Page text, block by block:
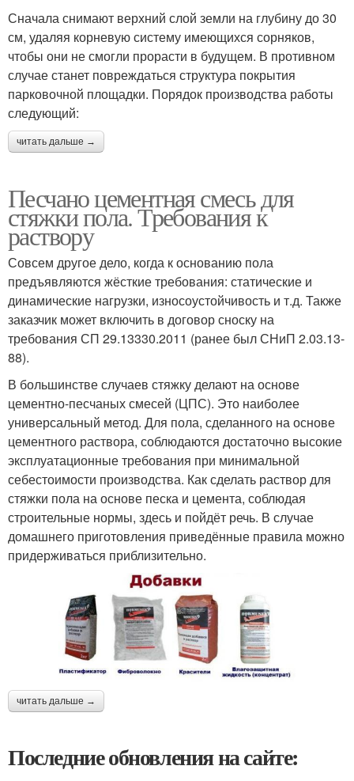
Сначала снимают верхний слой земли на глубину до 30
см, удаляя корневую систему имеющихся сорняков,
чтобы они не смогли прорасти в будущем. В противном
случае станет повреждаться структура покрытия
парковочной площадки. Порядок производства работы
следующий:
читать дальше →
Песчано цементная смесь для
стяжки пола. Требования к
раствору
Совсем другое дело, когда к основанию пола
предъявляются жёсткие требования: статические и
динамические нагрузки, износоустойчивость и т.д. Также
заказчик может включить в договор сноску на
требования СП 29.13330.2011 (ранее был СНиП 2.03.13-
88).
В большинстве случаев стяжку делают на основе
цементно-песчаных смесей (ЦПС). Это наиболее
универсальный метод. Для пола, сделанного на основе
цементного раствора, соблюдаются достаточно высокие
эксплуатационные требования при минимальной
себестоимости производства. Как сделать раствор для
стяжки пола на основе песка и цемента, соблюдая
строительные нормы, здесь и пойдёт речь. В случае
домашнего приготовления приведённые правила можно
придерживаться приблизительно.
читать дальше →
Последние обновления на сайте: